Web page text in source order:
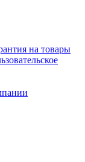
на товары